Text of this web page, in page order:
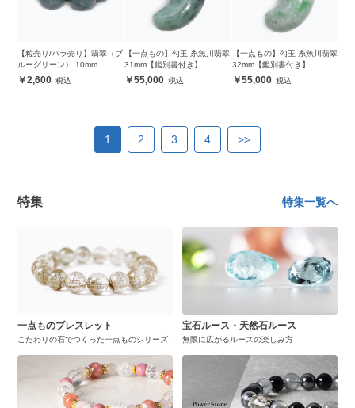
【粒売り/バラ売り】翡翠（ブ
ルーグリーン） 10mm
2,600
【一点もの】勾玉 糸魚川翡翠
31mm【鑑別書付き】
55,000
【一点もの】勾玉 糸魚川翡翠
32mm【鑑別書付き】
55,000
1 2 3 4 >>
特集 特集一覧へ
一点ものブレスレット
こだわりの石でつくった一点ものシリーズ
宝石ルース・天然石ルース
無限に広がるルースの楽しみ方